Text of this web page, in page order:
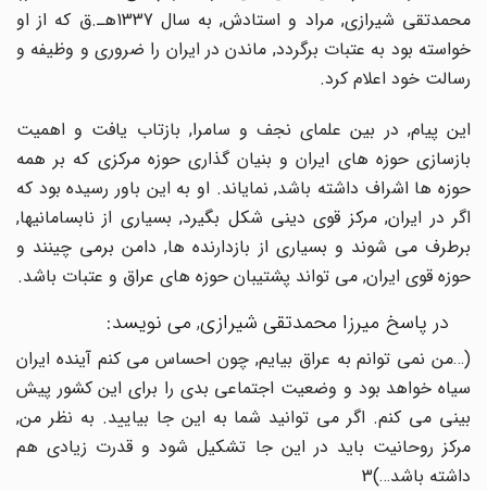
محمدتقی شیرازی, مراد و استادش, به سال 1337هـ.ق که از او
خواسته بود به عتبات برگردد, ماندن در ایران را ضروری و وظیفه و
رسالت خود اعلام کرد.
این پیام, در بین علمای نجف و سامرا, بازتاب یافت و اهمیت
بازسازی حوزه های ایران و بنیان گذاری حوزه مرکزی که بر همه
حوزه ها اشراف داشته باشد, نمایاند. او به این باور رسیده بود که
اگر در ایران, مرکز قوی دینی شکل بگیرد, بسیاری از نابسامانیها,
برطرف می شوند و بسیاری از بازدارنده ها, دامن برمی چینند و
حوزه قوی ایران, می تواند پشتیبان حوزه های عراق و عتبات باشد.
در پاسخ میرزا محمدتقی شیرازی, می نویسد:
(…من نمی توانم به عراق بیایم, چون احساس می کنم آینده ایران
سیاه خواهد بود و وضعیت اجتماعی بدی را برای این کشور پیش
بینی می کنم. اگر می توانید شما به این جا بیایید. به نظر من,
مرکز روحانیت باید در این جا تشکیل شود و قدرت زیادی هم
داشته باشد…)3